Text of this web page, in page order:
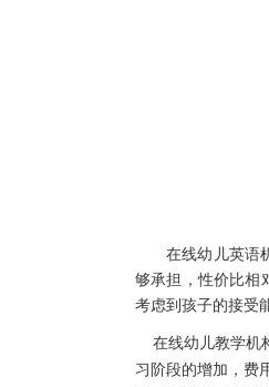
在线幼儿英语
够承担，性价比相
考虑到孩子的接受
在线幼儿教学机
习阶段的增加，费